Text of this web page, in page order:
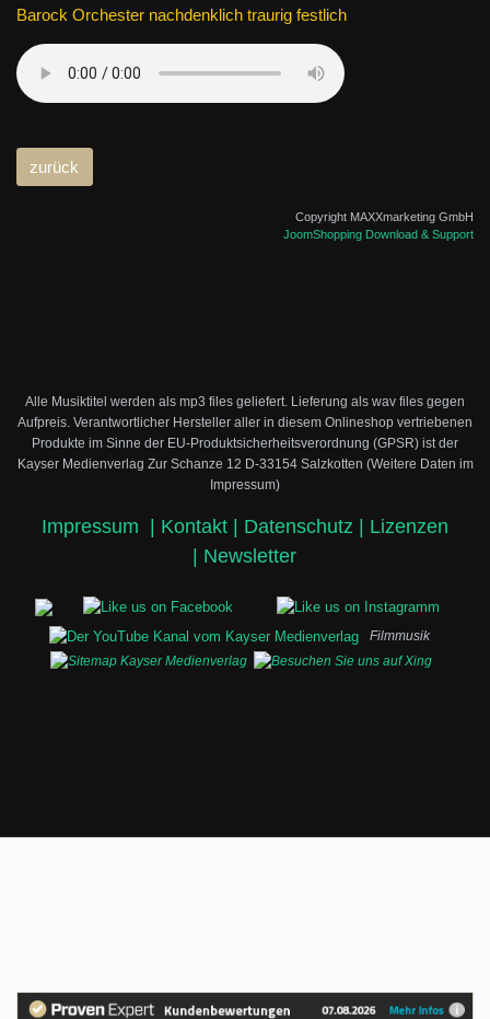
Barock Orchester nachdenklich traurig festlich
Copyright MAXXmarketing GmbH
JoomShopping Download & Support
Alle Musiktitel werden als mp3 files geliefert. Lieferung als wav files gegen
Aufpreis. Verantwortlicher Hersteller aller in diesem Onlineshop vertriebenen
Produkte im Sinne der EU-Produktsicherheitsverordnung (GPSR) ist der
Kayser Medienverlag Zur Schanze 12 D-33154 Salzkotten (Weitere Daten im
Impressum)
Impressum Kontakt | Datenschutz | Lizenzen
Newsletter
Filmmusik